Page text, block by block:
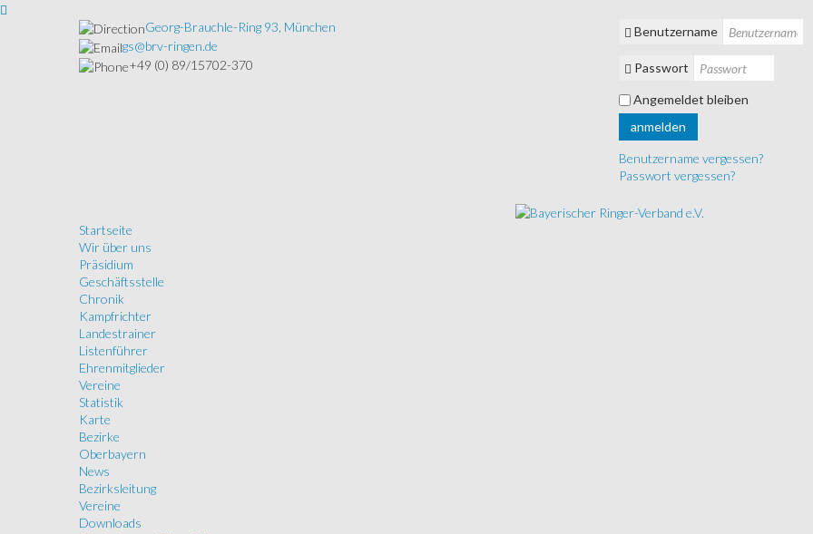
Georg-Brauchle-Ring 93, München
gs@brv-ringen.de
+49 (0) 89/15702-370
Benutzername
Passwort
Angemeldet bleiben
anmelden
Benutzername vergessen?
Passwort vergessen?
Startseite
Wir über uns
Präsidium
Geschäftsstelle
Chronik
Kampfrichter
Landestrainer
Listenführer
Ehrenmitglieder
Vereine
Statistik
Karte
Bezirke
Oberbayern
News
Bezirksleitung
Vereine
Downloads